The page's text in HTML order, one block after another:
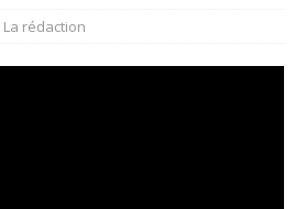
La rédaction